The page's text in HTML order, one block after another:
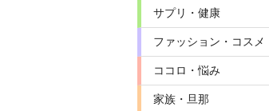
サプリ・健康
ファッション・コスメ
ココロ・悩み
家族・旦那